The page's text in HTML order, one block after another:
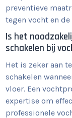
preventieve
tegen vocht en
Is het
schakelen bij
Het is zeker aan
schakelen
vloer. Een
expertise om
professionele